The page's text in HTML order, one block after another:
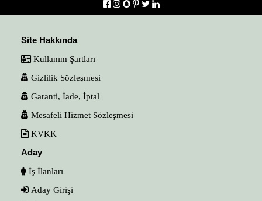
Site Hakkında
Kullanım Şartları
Gizlilik Sözleşmesi
Garanti, İade, İptal
Mesafeli Hizmet Sözleşmesi
KVKK
Aday
İş İlanları
Aday Girişi